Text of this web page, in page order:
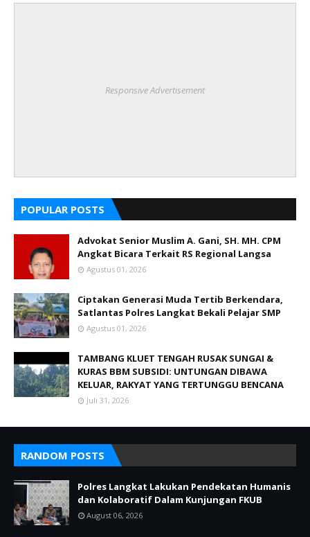
Responsive Advertisement
POPULAR POSTS
Advokat Senior Muslim A. Gani, SH. MH. CPM
Angkat Bicara Terkait RS Regional Langsa
Agustus 01, 2026
Ciptakan Generasi Muda Tertib Berkendara,
Satlantas Polres Langkat Bekali Pelajar SMP
Agustus 01, 2026
TAMBANG KLUET TENGAH RUSAK SUNGAI &
KURAS BBM SUBSIDI: UNTUNGAN DIBAWA
KELUAR, RAKYAT YANG TERTUNGGU BENCANA
Juli 31, 2026
RANDOM POSTS
Polres Langkat Lakukan Pendekatan Humanis
dan Kolaboratif Dalam Kunjungan FKUB
August 06, 2026